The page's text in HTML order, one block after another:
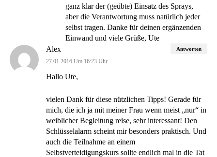
ganz klar der (geübte) Einsatz des Sprays,
aber die Verantwortung muss natürlich jeder
selbst tragen. Danke für deinen ergänzenden
Einwand und viele Grüße, Ute
Alex
27.01.2016 Um 16:23 Uhr
Hallo Ute,
vielen Dank für diese nützlichen Tipps! Gerade für
mich, die ich ja mit meiner Frau wenn meist „nur“ in
weiblicher Begleitung reise, sehr interessant! Den
Schlüsselalarm scheint mir besonders praktisch. Und
auch die Teilnahme an einem
Selbstverteidigungskurs sollte endlich mal in die Tat
Antworten